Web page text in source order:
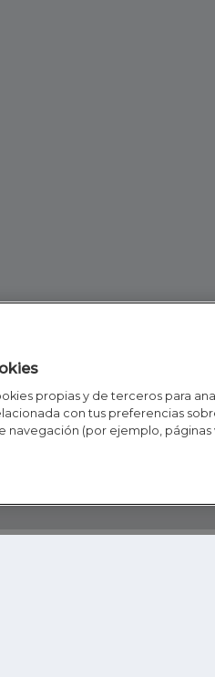
propias y de terceros para
con tus preferencias
navegación (por ejemplo, páginas